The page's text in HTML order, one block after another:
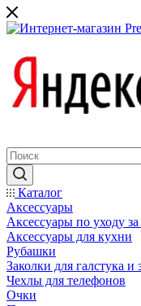
Каталог
Аксессуары
Аксессуары по уходу
Аксессуары для кухни
Рубашки
Заколки для галстука и
Чехлы для телефонов
Очки